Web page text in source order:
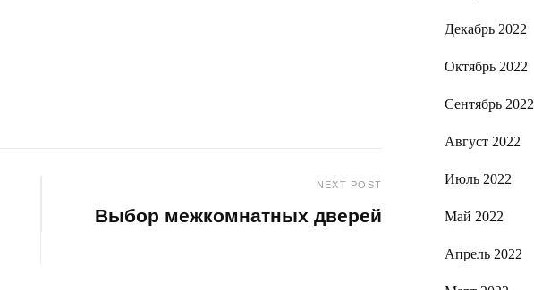
NEXT POST
Выбор межкомнатных дверей
Декабрь 2022
Октябрь 2022
Сентябрь 2022
Август 2022
Июль 2022
Май 2022
Апрель 2022